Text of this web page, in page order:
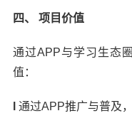
四、 项目价值
通过APP与学习生态
值：
通过APP推广与普及